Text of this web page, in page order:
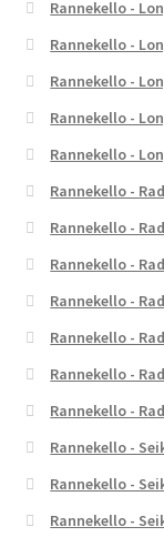
Rannekello -
Rannekello -
Rannekello -
Rannekello -
Rannekello -
Rannekello -
Rannekello -
Rannekello -
Rannekello -
Rannekello -
Rannekello -
Rannekello -
Rannekello -
Rannekello -
Rannekello -